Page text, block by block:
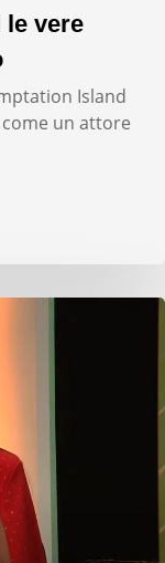
le vere
Island
un attore